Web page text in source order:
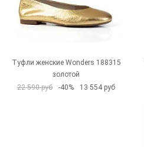
Туфли женские Wonders 188315
золотой
22 590 руб
-40% 13 554 руб